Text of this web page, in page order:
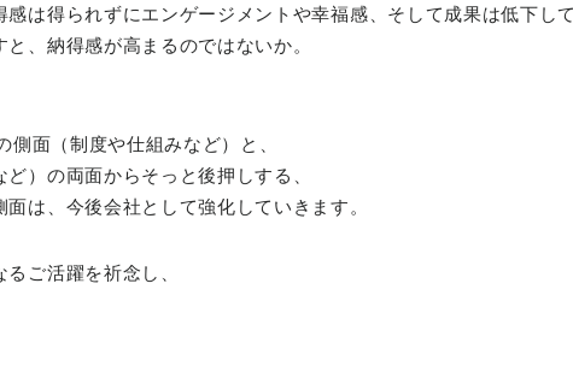
は得られずにエンゲージメントや幸福感、そして成果は低下し
、納得感が高まるのではないか。
面（制度や仕組みなど）と、
）の両面からそっと後押しする、
は、今後会社として強化していきます。
ご活躍を祈念し、